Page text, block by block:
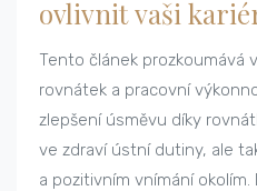
ovlivnit vaši
Tento článek prozkoumává
rovnátek a pracovní
zlepšení úsměvu díky
ve zdraví ústní dutiny, ale
a pozitivním vnímání